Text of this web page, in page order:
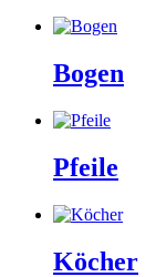
Bogen
Pfeile
Köcher